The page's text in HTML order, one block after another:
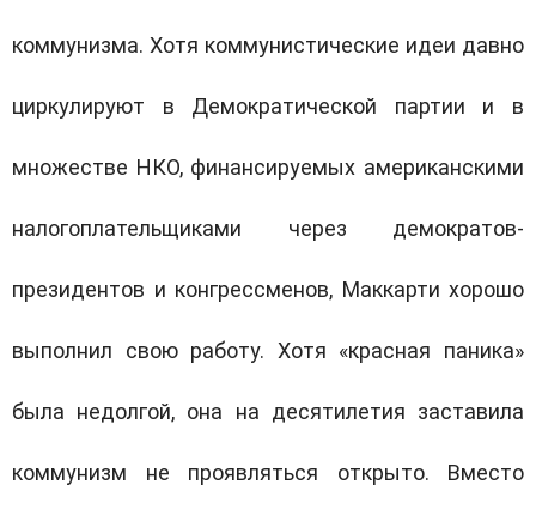
коммунизма. Хотя коммунистические идеи давно
циркулируют в Демократической партии и в
множестве НКО, финансируемых американскими
налогоплательщиками через демократов-
президентов и конгрессменов, Маккарти хорошо
выполнил свою работу. Хотя «красная паника»
была недолгой, она на десятилетия заставила
коммунизм не проявляться открыто. Вместо